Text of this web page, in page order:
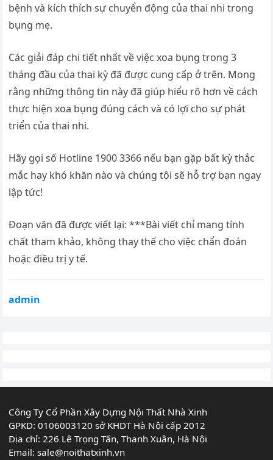
bệnh và kích thích sự chuyển động của thai nhi trong
bụng mẹ.
Các giải đáp chi tiết nhất về việc xoa bụng trong 3
tháng đầu của thai kỳ đã được cung cấp ở trên. Mong
rằng những thông tin này đã giúp hiểu rõ hơn về cách
thực hiện xoa bụng đúng cách và có lợi cho sự phát
triển của thai nhi.
Hãy gọi số Hotline 1900 3366 nếu bạn gặp bất kỳ thắc
mắc hay khó khăn nào và chúng tôi sẽ hỗ trợ bạn ngay
lập tức!
Đoạn văn đã được viết lại: ***Bài viết chỉ mang tính
chất tham khảo, không thay thế cho việc chẩn đoán
hoặc điều trị y tế.
admin
Công Ty Cổ Phần Xây Dựng Nội Thất Nhà Xinh
GPKD: 0106003120 sở KHDT Hà Nội cấp 2012
Địa chỉ: 226 Lê Trọng Tấn, Thanh Xuân, Hà Nội
Email:sale@noithatxinh.vn